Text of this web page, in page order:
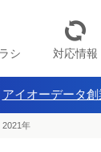
シ 対応情報
アイオーデータ
2021年